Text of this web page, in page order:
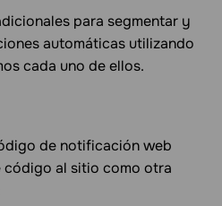
para segmentar y
automáticas utilizando
cada uno de ellos.
de notificación web
código al sitio como otra